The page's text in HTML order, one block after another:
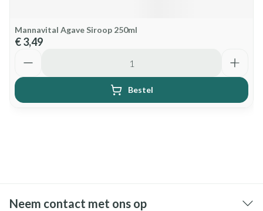
Mannavital Agave Siroop 250ml
€ 3,49
Bestel
Neem contact met ons op